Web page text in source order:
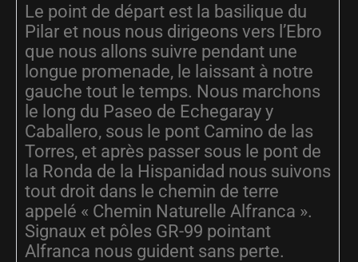
Le point de départ est la basilique du
Pilar et nous nous dirigeons vers l’Ebro
que nous allons suivre pendant une
longue promenade, le laissant à notre
gauche tout le temps. Nous marchons
le long du Paseo de Echegaray y
Caballero, sous le pont Camino de las
Torres, et après passer sous le pont de
la Ronda de la Hispanidad nous suivons
tout droit dans le chemin de terre
appelé « Chemin Naturelle Alfranca ».
Signaux et pôles GR-99 pointant
Alfranca nous guident sans perte.